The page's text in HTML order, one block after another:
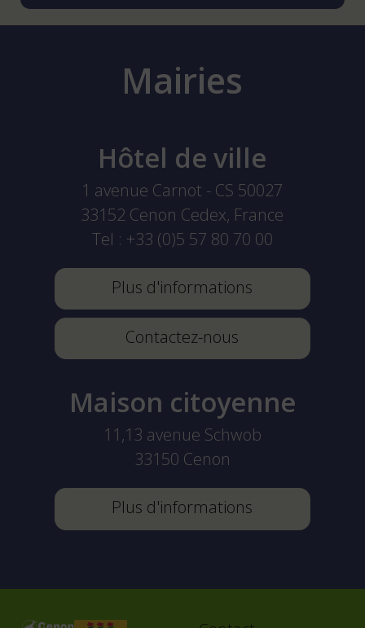
Mairies
Hôtel de ville
1 avenue Carnot - CS 50027
33152 Cenon Cedex, France
Tel : +33 (0)5 57 80 70 00
Plus d'informations
Contactez-nous
Maison citoyenne
11,13 avenue Schwob
33150 Cenon
Plus d'informations